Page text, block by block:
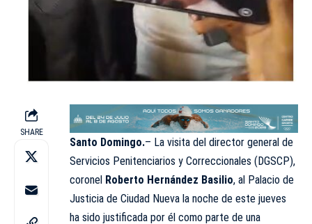
SHARE
Santo Domingo.– La visita del director general de
Servicios Penitenciarios y Correccionales (DGSCP),
coronel Roberto Hernández Basilio, al Palacio de
Justicia de Ciudad Nueva la noche de este jueves
ha sido justificada por él como parte de una